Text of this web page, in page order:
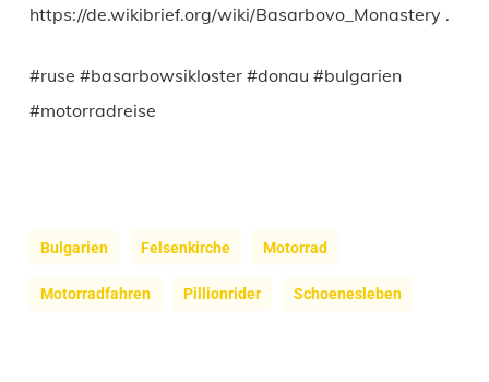
https://de.wikibrief.org/wiki/Basarbovo_Monastery .
#ruse #basarbowsikloster #donau #bulgarien
#motorradreise
Bulgarien Felsenkirche Motorrad
Motorradfahren Pillionrider Schoenesleben